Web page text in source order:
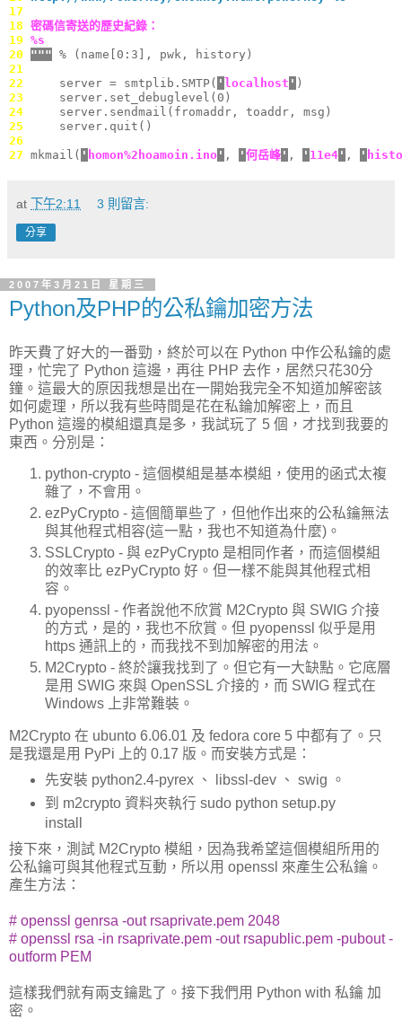
17
18 密碼信寄送的歷史紀錄：
19 %s
20 """ % (name[0:3], pwk, history)
21
22
    server = smtplib.SMTP(
' localhost ' )
23
    server.set_debuglevel(0)
24
    server.sendmail(fromaddr, toaddr, msg)
25
    server.quit()
26
27 mkmail( ' homon%2hoamoin.ino ' , ' 何岳峰 ' , ' 11e4 ' , '
at 下午2:11 3 則留言:
分享
2007年3月21日 星期三
Python及PHP的公私鑰加密方法
昨天費了好大的一番勁，終於可以在 Python 中作公私鑰的處
理，忙完了 Python 這邊，再往 PHP 去作，居然只花30分
鐘。這最大的原因我想是出在一開始我完全不知道加解密該
如何處理，所以我有些時間是花在私錀加解密上，而且
Python 這邊的模組還真是多，我試玩了 5 個，才找到我要的
東西。分別是：
python-crypto - 這個模組是基本模組，使用的函式太複
雜了，不會用。
ezPyCrypto - 這個簡單些了，但他作出來的公私鑰無法
與其他程式相容(這一點，我也不知道為什麼)。
SSLCrypto - 與 ezPyCrypto 是相同作者，而這個模組
的效率比 ezPyCrypto 好。但一樣不能與其他程式相
容。
pyopenssl - 作者說他不欣賞 M2Crypto 與 SWIG 介接
的方式，是的，我也不欣賞。但 pyopenssl 似乎是用
https 通訊上的，而我找不到加解密的用法。
M2Crypto - 終於讓我找到了。但它有一大缺點。它底層
是用 SWIG 來與 OpenSSL 介接的，而 SWIG 程式在
Windows 上非常難裝。
M2Crypto 在 ubunto 6.06.01 及 fedora core 5 中都有了。只
是我還是用 PyPi 上的 0.17 版。而安裝方式是：
先安裝 python2.4-pyrex 、 libssl-dev 、 swig 。
到 m2crypto 資料夾執行 sudo python setup.py
install
接下來，測試 M2Crypto 模組，因為我希望這個模組所用的
公私鑰可與其他程式互動，所以用 openssl 來產生公私鑰。
產生方法：
# openssl genrsa -out rsaprivate.pem 2048
# openssl rsa -in rsaprivate.pem -out rsapublic.pem -pubout -
outform PEM
這樣我們就有兩支鑰匙了。接下我們用 Python with 私鑰 加
密。